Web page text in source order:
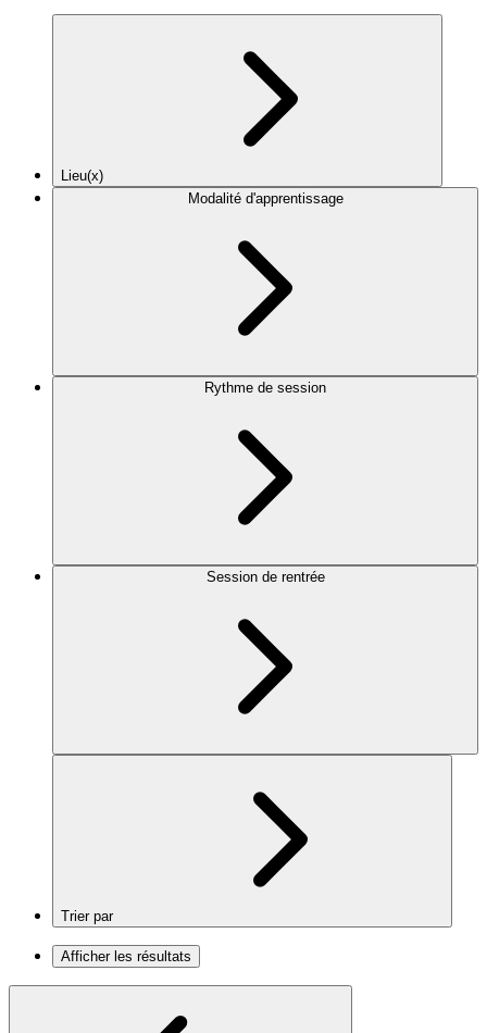
Lieu(x)
Modalité d'apprentissage
Rythme de session
Session de rentrée
Trier par
Afficher les résultats